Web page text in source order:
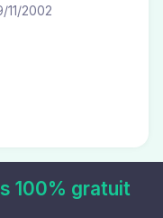
11/2002
100% gratuit